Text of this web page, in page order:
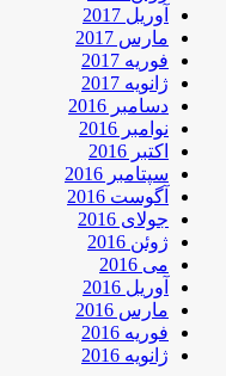
آوریل 2017
مارس 2017
فوریه 2017
ژانویه 2017
دسامبر 2016
نوامبر 2016
اکتبر 2016
سپتامبر 2016
آگوست 2016
جولای 2016
ژوئن 2016
می 2016
آوریل 2016
مارس 2016
فوریه 2016
ژانویه 2016